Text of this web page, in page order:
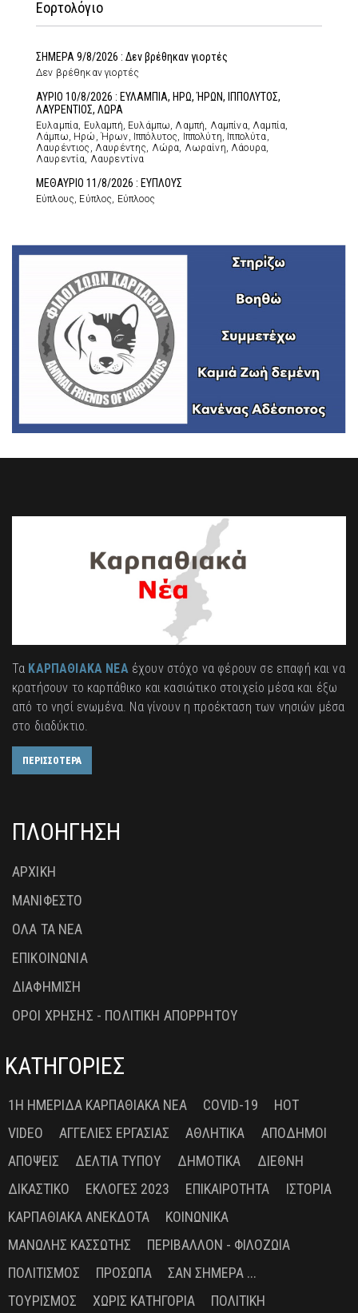
Εορτολόγιο
ΣΗΜΕΡΑ 9/8/2026 : Δεν βρέθηκαν γιορτές
Δεν βρέθηκαν γιορτές
ΑΥΡΙΟ 10/8/2026 : ΕΥΛΑΜΠΙΑ, ΗΡΩ, ΉΡΩΝ, ΙΠΠΟΛΥΤΟΣ,
ΛΑΥΡΕΝΤΙΟΣ, ΛΩΡΑ
Ευλαμπία, Ευλαμπή, Ευλάμπω, Λαμπή, Λαμπίνα, Λαμπία,
Λάμπω, Ηρώ, Ήρων, Ιππόλυτος, Ιππολύτη, Ιππολύτα,
Λαυρέντιος, Λαυρέντης, Λώρα, Λωραίνη, Λάουρα,
Λαυρεντία, Λαυρεντίνα
ΜΕΘΑΥΡΙΟ 11/8/2026 : ΕΥΠΛΟΥΣ
Εύπλους, Εύπλος, Εύπλοος
Τα ΚΑΡΠΑΘΙΑΚΑ ΝΕΑέχουν στόχο να φέρουν σε επαφή και να
κρατήσουν το καρπάθικο και κασιώτικο στοιχείο μέσα και έξω
από το νησί ενωμένα. Να γίνουν η προέκταση των νησιών μέσα
στο διαδύκτιο.
ΠΕΡΙΣΣΟΤΕΡΑ
ΠΛΟΗΓΗΣΗ
ΑΡΧΙΚΗ
ΜΑΝΙΦΕΣΤΟ
ΟΛΑ ΤΑ ΝΕΑ
ΕΠΙΚΟΙΝΩΝΙΑ
ΔΙΑΦΗΜΙΣΗ
ΟΡΟΙ ΧΡΗΣΗΣ - ΠΟΛΙΤΙΚΗ ΑΠΟΡΡΗΤΟΥ
ΚΑΤΗΓΟΡΙΕΣ
1Η ΗΜΕΡΊΔΑ ΚΑΡΠΑΘΙΑΚΆ ΝΈΑ COVID-19
HOT
VIDEO
ΑΓΓΕΛΊΕΣ ΕΡΓΑΣΊΑΣ ΑΘΛΗΤΙΚΆ
ΑΠΌΔΗΜΟΙ
ΑΠΌΨΕΙΣ
ΔΕΛΤΊΑ ΤΎΠΟΥ ΔΗΜΟΤΙΚΆ
ΔΙΕΘΝΉ
ΔΙΚΑΣΤΙΚΌ
ΕΚΛΟΓΈΣ 2023 ΕΠΙΚΑΙΡΌΤΗΤΑ
ΙΣΤΟΡΊΑ
ΚΑΡΠΑΘΙΑΚΆ ΑΝΈΚΔΟΤΑ
ΚΟΙΝΩΝΙΚΆ
ΜΑΝΏΛΗΣ ΚΑΣΣΏΤΗΣ
ΠΕΡΙΒΆΛΛΟΝ - ΦΙΛΟΖΩΊΑ
ΠΟΛΙΤΙΣΜΌΣ
ΠΡΌΣΩΠΑ
ΣΑΝ ΣΉΜΕΡΑ ...
ΤΟΥΡΙΣΜΌΣ
ΧΩΡΊΣ ΚΑΤΗΓΟΡΊΑ ΠΟΛΙΤΙΚΉ